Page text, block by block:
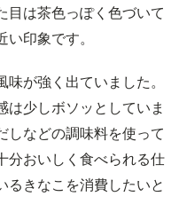
目は茶色っぽく色づいて
印象です。
が強く出ていました。
は少しボソッとしていま
しなどの調味料を使って
分おいしく食べられる仕
るきなこを消費したいと